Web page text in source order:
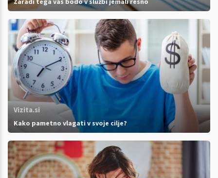
Vizita.si
Kako pametno vlagati v svoje cilje?